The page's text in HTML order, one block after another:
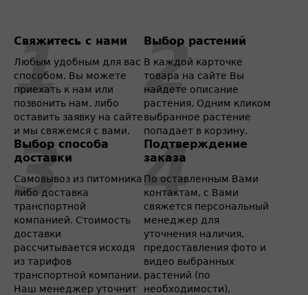
Свяжитесь с нами
Любым удобным для вас
способом. Вы можете
приехать к нам или
позвонить нам, либо
оставить заявку на сайте
и мы свяжемся с вами.
Выбор растений
В каждой карточке
товара на сайте Вы
найдете описание
растения. Одним кликом
выбранное растение
попадает в корзину.
Выбор способа
доставки
Самовывоз из питомника
либо доставка
транспортной
компанией. Стоимость
доставки
рассчитывается исходя
из тарифов
транспортной компании.
Наш менеджер уточнит
Подтверждение
заказа
По оставленным Вами
контактам, с Вами
свяжется персональный
менеджер для
уточнения наличия,
предоставления фото и
видео выбранных
растений (по
необходимости),